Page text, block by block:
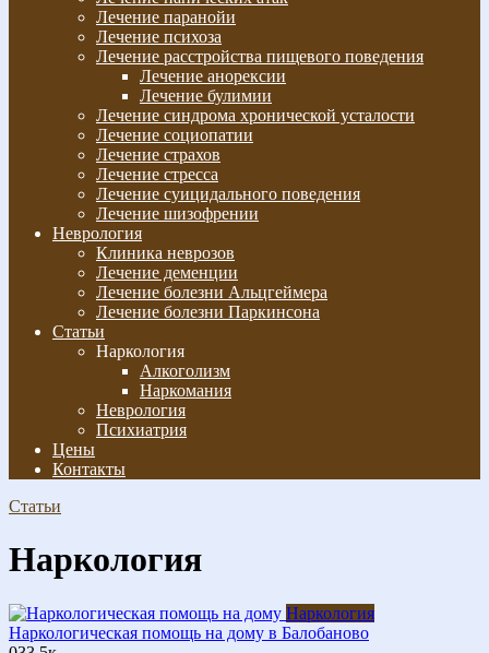
Лечение паранойи
Лечение психоза
Лечение расстройства пищевого поведения
Лечение анорексии
Лечение булимии
Лечение синдрома хронической усталости
Лечение социопатии
Лечение страхов
Лечение стресса
Лечение суицидального поведения
Лечение шизофрении
Неврология
Клиника неврозов
Лечение деменции
Лечение болезни Альцгеймера
Лечение болезни Паркинсона
Статьи
Наркология
Алкоголизм
Наркомания
Неврология
Психиатрия
Цены
Контакты
Статьи
Наркология
Наркология
Наркологическая помощь на дому в Балобаново